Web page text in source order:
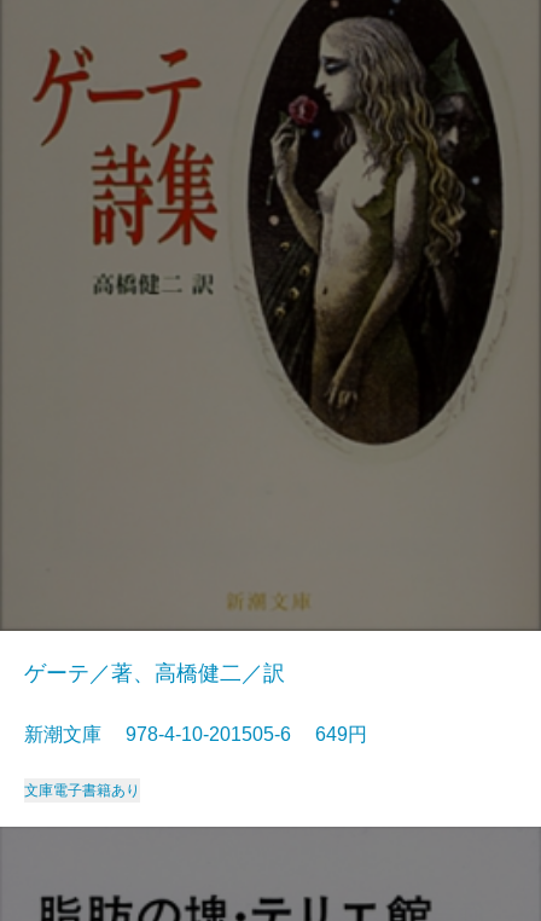
ゲーテ／著、高橋健二／訳
新潮文庫 978-4-10-201505-6 649円
文庫電子書籍あり